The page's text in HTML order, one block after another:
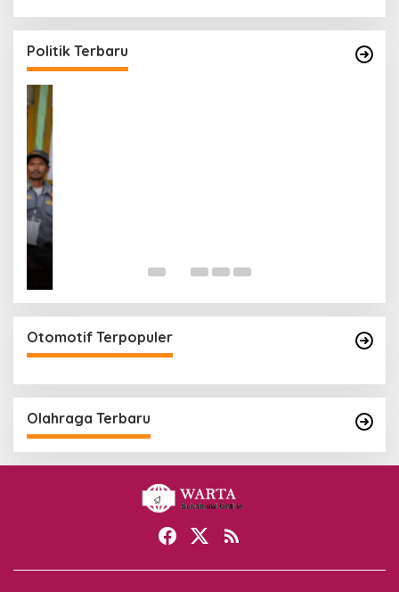
Politik Terbaru
Mendaftar di PKB
Di Politik | 24 April 2024
Otomotif Terpopuler
Olahraga Terbaru